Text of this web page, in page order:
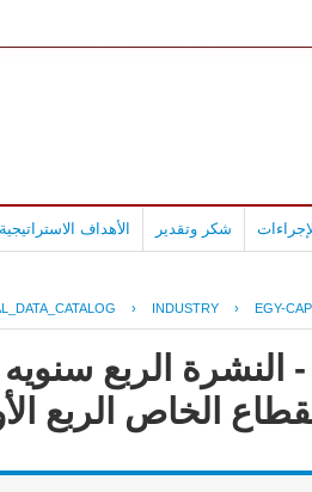
شكر وتقدير الأهداف الاستراتيجية
› INDUSTRY › EGY-
الربع سنويه
الخاص الربع